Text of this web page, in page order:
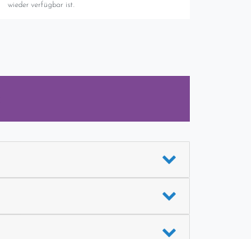
wieder verfügbar ist.